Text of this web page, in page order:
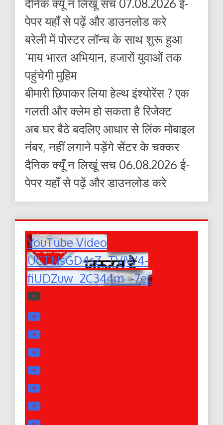
दैनिक क्यूँ न लिखूं सच 07.08.2026 ई-
पेपर यहाँ से पढ़ें और डाउनलोड करे
बरेली में पोस्टर लॉन्च के साथ शुरू हुआ
‘माय भारत अभियान, हजारों युवाओं तक
पहुंचेगी मुहिम
बीमारी छिपाकर लिया हेल्थ इंश्योरेंस ? एक
गलती और क्लेम हो सकता है रिजेक्ट
अब घर बैठे बदलिए आधार से लिंक मोबाइल
नंबर, नहीं लगाने पड़ेंगे सेंटर के चक्कर
दैनिक क्यूँ न लिखूं सच 06.08.2026 ई-
पेपर यहाँ से पढ़ें और डाउनलोड करे
YouTube Video
UCTNsGD4sZ_TVjW4-
fiUDZuw_2C344m_-7ec